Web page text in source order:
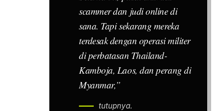
scammer dan judi online di
sana. Tapi sekarang mereka
terdesak dengan operasi militer
di perbatasan Thailand-
Kamboja, Laos, dan perang di
Myanmar,”
tutupnya.